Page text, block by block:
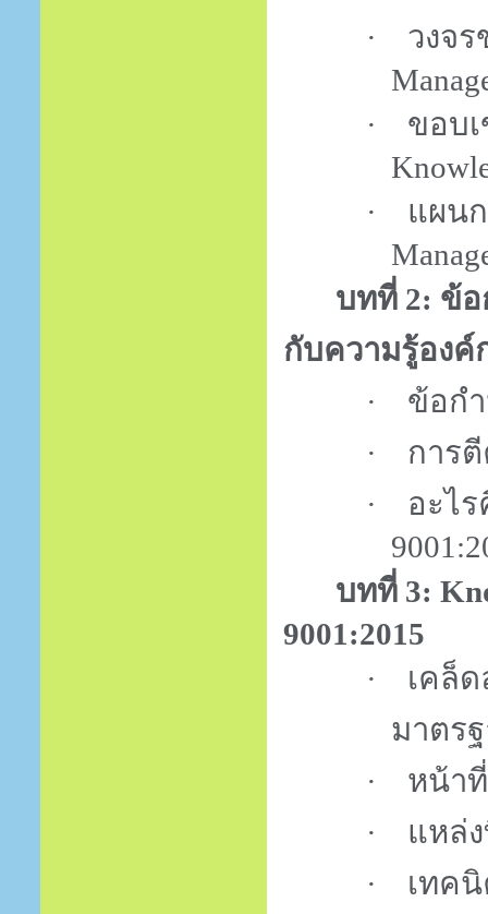
·
วงจ
·
ขอบ
·
แผน
บทที่ 2: ข้
กับความรู้องค์
·
ข้อก
·
การ
·
อะไ
บทที่ 3:
9001:2015
·
เคล็
มาตร
·
หน้า
·
แหล่
·
เทค